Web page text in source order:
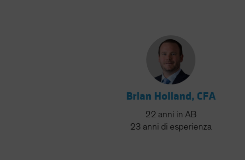
Brian Holland, CFA
22 anni in AB
23 anni di esperienza